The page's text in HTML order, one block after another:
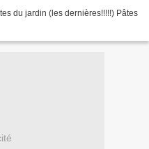
du jardin (les dernières!!!!!) Pâtes